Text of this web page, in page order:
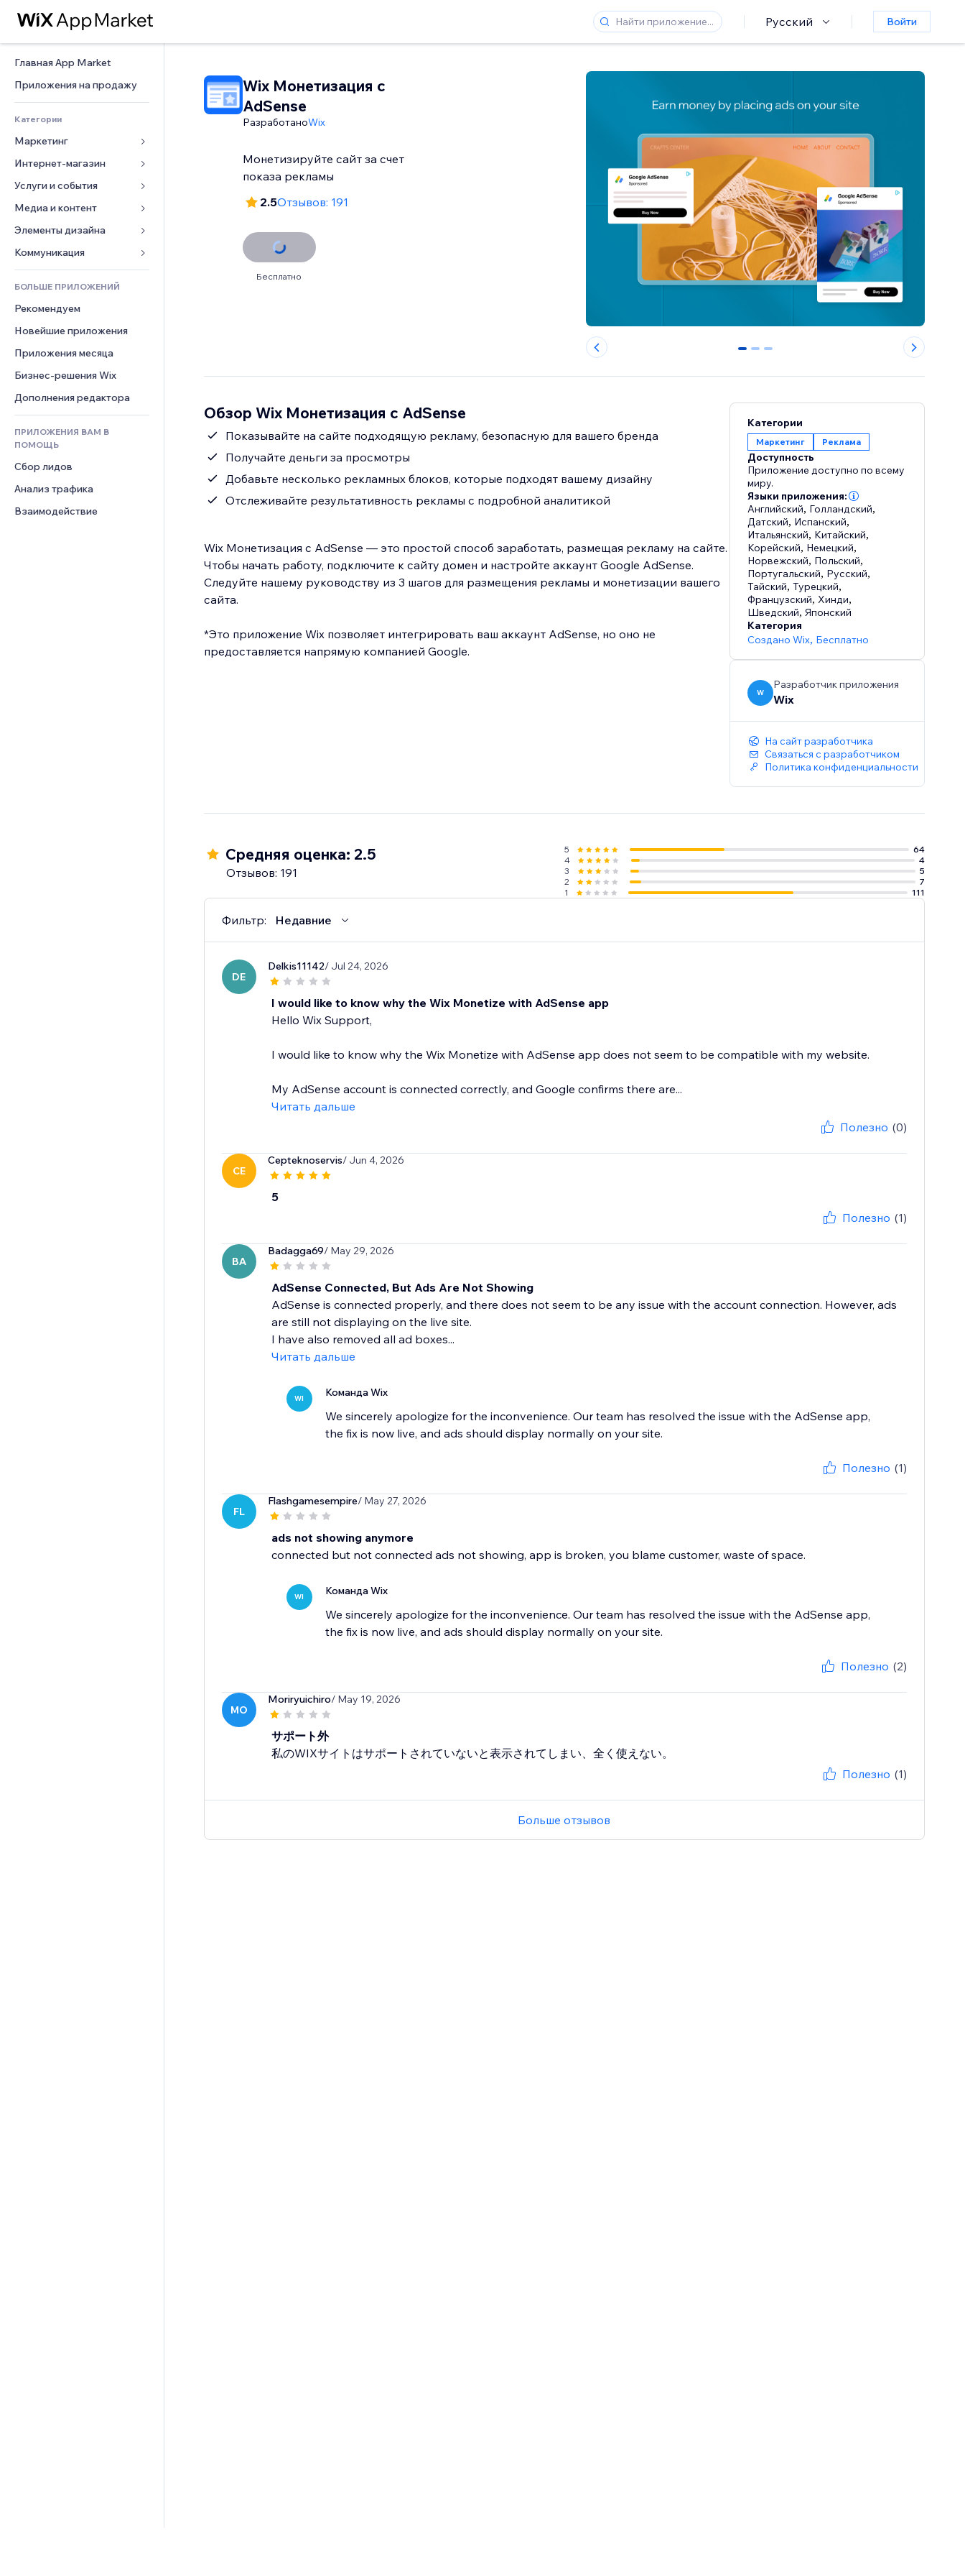
Русский Войти
Главная App Market
Приложения на продажу
Категории
Маркетинг
Реклама
Моб. версия
Веб-аналитика
Списки сайтов
Эл. почта
Интернет-магазин
Приложения для магазинов
Доставка
Кнопки продаж
Бухгалтерский учет
Купоны и лояльность
Складские услуги
Еда и напитки
Услуги и события
Отели
События
Рестораны
Недвижимость
Онлайн-запись
Медиа и контент
Галерея
Музыка
Подкасты
Фотография
Видео
PDF
Обмен файлами
Новости
Элементы дизайна
Карты и навигация
Конфиденциальность и
безопасность
Часы
Баннеры и значки
Калькуляторы
Погода
Графики и таблицы
Формы
Опросы
Чат
Комментарии
Телефон
Сообщество
Отзывы и комментарии
Управление отношениями с
клиентом (CRM)
БОЛЬШЕ ПРИЛОЖЕНИЙ
Рекомендуем
Новейшие приложения
Приложения месяца
Бизнес-решения Wix
Дополнения редактора
ПРИЛОЖЕНИЯ ВАМ В
ПОМОЩЬ
Сбор лидов
Анализ трафика
Взаимодействие
Wix Монетизация с
AdSense
РазработаноWix
Монетизируйте сайт за счет
показа рекламы
2.5Отзывов: 191
Бесплатно
0 1 2
Обзор Wix Монетизация с AdSense
Показывайте на сайте подходящую рекламу, безопасную для вашего бренда
Получайте деньги за просмотры
Добавьте несколько рекламных блоков, которые подходят вашему дизайну
Отслеживайте результативность рекламы с подробной аналитикой
Wix Монетизация с AdSense — это простой способ заработать, размещая рекламу на сайте.
Чтобы начать работу, подключите к сайту домен и настройте аккаунт Google AdSense.
Следуйте нашему руководству из 3 шагов для размещения рекламы и монетизации вашего
сайта.
*Это приложение Wix позволяет интегрировать ваш аккаунт AdSense, но оно не
предоставляется напрямую компанией Google.
Категории
Маркетинг Реклама
Доступность
Приложение доступно по всему
миру.
Языки приложения:
Английский, Голландский,
Датский, Испанский,
Итальянский, Китайский,
Корейский, Немецкий,
Норвежский, Польский,
Португальский, Русский,
Тайский,Турецкий,
Французский, Хинди,
Шведский,Японский
Категория
Создано Wix, Бесплатно
W
Разработчик приложения
Wix
На сайт разработчика
Связаться с разработчиком
Политика конфиденциальности
Средняя оценка: 2.5
Отзывов: 191
5
64
4
4
3
5
2
7
1
111
Фильтр: Недавние
DE
Delkis11142/ Jul 24, 2026
I would like to know why the Wix Monetize with AdSense app
Hello Wix Support,
I would like to know why the Wix Monetize with AdSense app does not seem to be compatible with my website.
My AdSense account is connected correctly, and Google confirms there are...
Читать дальше
Полезно (0)
CE
Cepteknoservis/ Jun 4, 2026
5
Полезно (1)
BA
Badagga69/ May 29, 2026
AdSense Connected, But Ads Are Not Showing
AdSense is connected properly, and there does not seem to be any issue with the account connection. However, ads
are still not displaying on the live site.
I have also removed all ad boxes...
Читать дальше
WI Команда Wix
We sincerely apologize for the inconvenience. Our team has resolved the issue with the AdSense app,
the fix is now live, and ads should display normally on your site.
Полезно (1)
FL
Flashgamesempire/ May 27, 2026
ads not showing anymore
connected but not connected ads not showing, app is broken, you blame customer, waste of space.
WI Команда Wix
We sincerely apologize for the inconvenience. Our team has resolved the issue with the AdSense app,
the fix is now live, and ads should display normally on your site.
Полезно (2)
MO
Moriryuichiro/ May 19, 2026
サポート外
私のWIXサイトはサポートされていないと表示されてしまい、全く使えない。
Полезно (1)
Больше отзывов